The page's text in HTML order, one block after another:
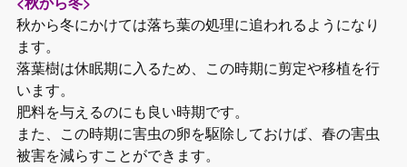
秋から冬にかけては落ち葉の処理に追われるようになり
ます。
落葉樹は休眠期に入るため、この時期に剪定や移植を行
います。
肥料を与えるのにも良い時期です。
また、この時期に害虫の卵を駆除しておけば、春の害虫
被害を減らすことができます。